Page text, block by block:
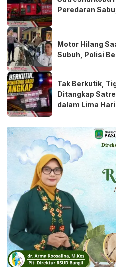
Peredaran
Motor Hilang
Subuh, Polisi
Tak Berkutik,
Ditangkap
dalam Lima Hari